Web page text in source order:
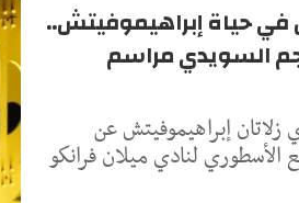
في حياة إبراهيموفيتش..
السويدي مراسم
إبراهيموفيتش عن
الأسطوري لنادي ميلان فرانكو